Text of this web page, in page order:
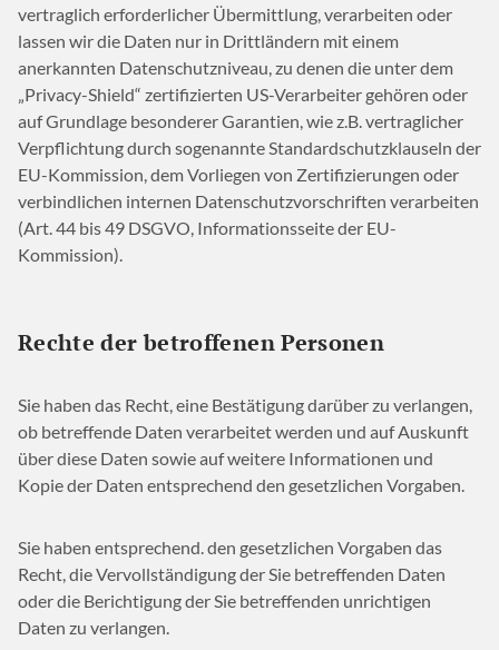
vertraglich erforderlicher Übermittlung, verarbeiten oder
lassen wir die Daten nur in Drittländern mit einem
anerkannten Datenschutzniveau, zu denen die unter dem
„Privacy-Shield“ zertifizierten US-Verarbeiter gehören oder
auf Grundlage besonderer Garantien, wie z.B. vertraglicher
Verpflichtung durch sogenannte Standardschutzklauseln der
EU-Kommission, dem Vorliegen von Zertifizierungen oder
verbindlichen internen Datenschutzvorschriften verarbeiten
(Art. 44 bis 49 DSGVO, Informationsseite der EU-
Kommission).
Rechte der betroffenen Personen
Sie haben das Recht, eine Bestätigung darüber zu verlangen,
ob betreffende Daten verarbeitet werden und auf Auskunft
über diese Daten sowie auf weitere Informationen und
Kopie der Daten entsprechend den gesetzlichen Vorgaben.
Sie haben entsprechend. den gesetzlichen Vorgaben das
Recht, die Vervollständigung der Sie betreffenden Daten
oder die Berichtigung der Sie betreffenden unrichtigen
Daten zu verlangen.